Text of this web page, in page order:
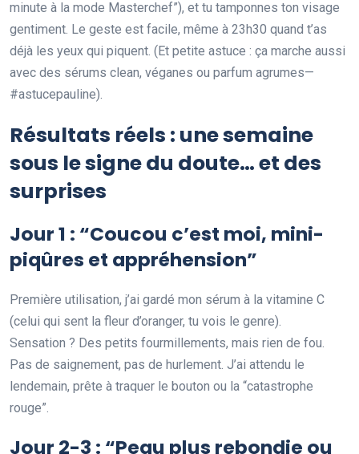
minute à la mode Masterchef”), et tu tamponnes ton visage
gentiment. Le geste est facile, même à 23h30 quand t’as
déjà les yeux qui piquent. (Et petite astuce : ça marche aussi
avec des sérums clean, véganes ou parfum agrumes—
#astucepauline).
Résultats réels : une semaine
sous le signe du doute… et des
surprises
Jour 1 : “Coucou c’est moi, mini-
piqûres et appréhension”
Première utilisation, j’ai gardé mon sérum à la vitamine C
(celui qui sent la fleur d’oranger, tu vois le genre).
Sensation ? Des petits fourmillements, mais rien de fou.
Pas de saignement, pas de hurlement. J’ai attendu le
lendemain, prête à traquer le bouton ou la “catastrophe
rouge”.
Jour 2-3 : “Peau plus rebondie ou